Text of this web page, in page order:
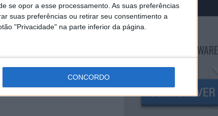
se opor a esse processamento. As suas preferências
suas preferências ou retirar seu consentimento a
"Privacidade" na parte inferior da página.
CONCORDO
NEWSLETTER PPLWARE